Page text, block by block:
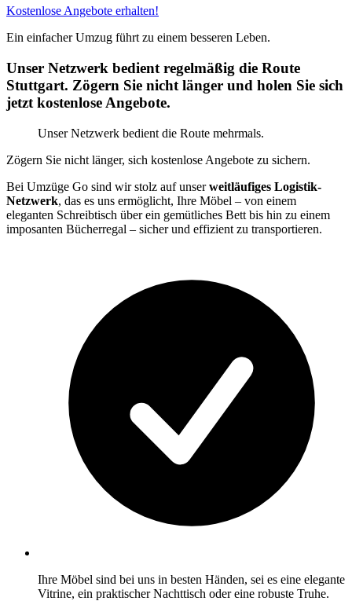
Kostenlose Angebote erhalten!
Ein einfacher Umzug führt zu einem besseren Leben.
Unser Netzwerk bedient regelmäßig die Route
Stuttgart. Zögern Sie nicht länger und holen Sie sich
jetzt kostenlose Angebote.
Unser Netzwerk bedient die Route mehrmals.
Zögern Sie nicht länger, sich kostenlose Angebote zu sichern.
Bei Umzüge Go sind wir stolz auf unserweitläufiges Logistik-
Netzwerk, das es uns ermöglicht, Ihre Möbel – von einem
eleganten Schreibtisch über ein gemütliches Bett bis hin zu einem
imposanten Bücherregal – sicher und effizient zu transportieren.
Ihre Möbel sind bei uns in besten Händen, sei es eine elegante
Vitrine, ein praktischer Nachttisch oder eine robuste Truhe.